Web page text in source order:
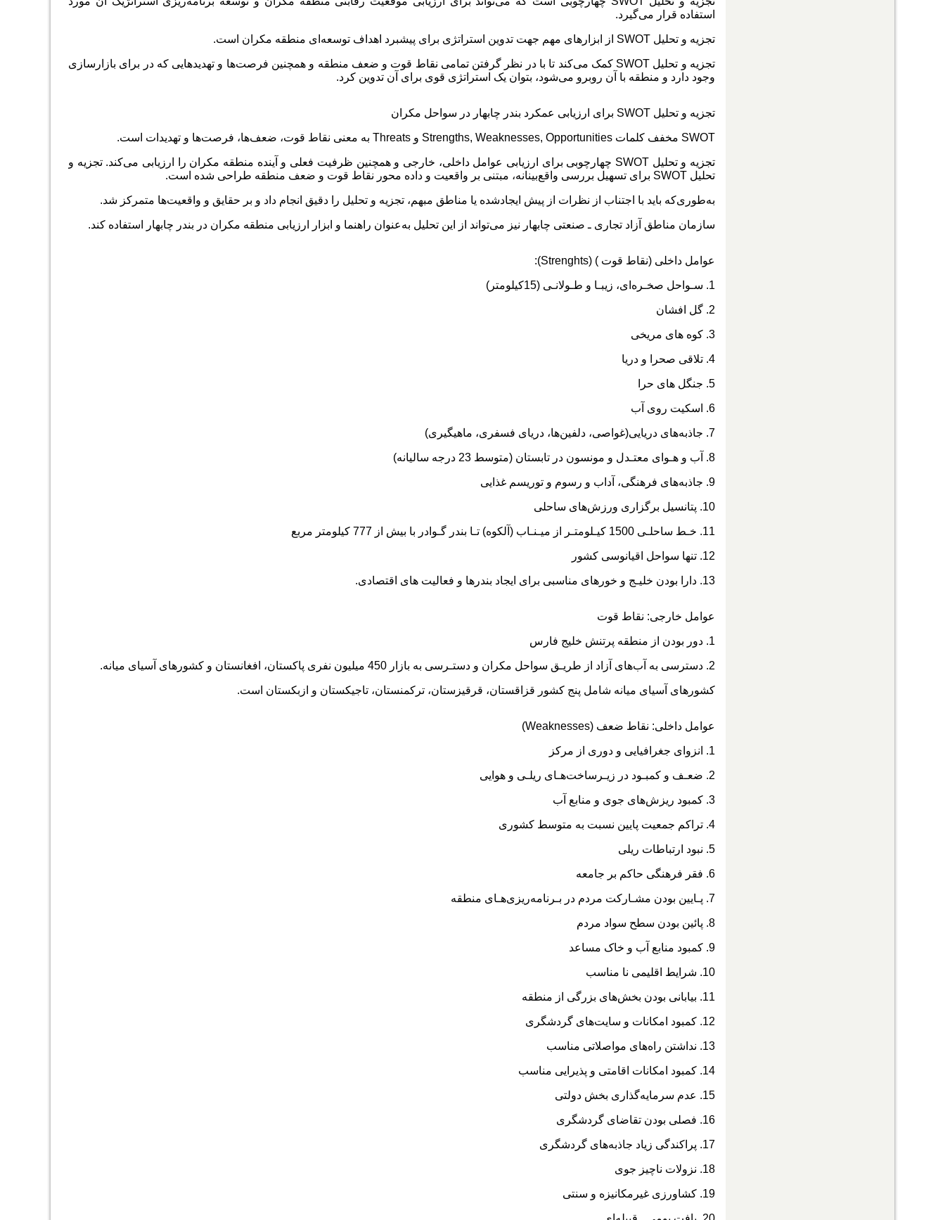
استفاده قرار می‌گیرد.
تجزیه و تحلیل SWOT از ابزارهای مهم جهت تدوین استراتژی برای پیشبرد اهداف توسعه‌ای منطقه مکران است.
تجزیه و تحلیل SWOT کمک می‌کند تا با در نظر گرفتن تمامی نقاط قوت و ضعف منطقه و همچنین فرصت‌ها و تهدیدهایی که در برای بازارسازی
وجود دارد و منطقه با آن روبرو می‌شود، بتوان یک استراتژی قوی برای آن تدوین کرد.
تجزیه و تحلیل SWOT برای ارزیابی عمکرد بندر چابهار در سواحل مکران
SWOT مخفف کلمات Strengths, Weaknesses, Opportunities و Threats به معنی نقاط قوت، ضعف‌ها، فرصت‌ها و تهدیدات است.
تجزیه و تحلیلSWOT چهارچوبی برای ارزیابی عوامل داخلی، خارجی و همچنین ظرفیت فعلی و آینده منطقه مکران را ارزیابی می‌کند. تجزیه و
تحلیل SWOT برای تسهیل بررسی واقع‌بینانه، مبتنی بر واقعیت و داده محور نقاط قوت و ضعف منطقه طراحی شده است.
به‌طوری‌که باید با اجتناب از نظرات از پیش ایجادشده یا مناطق مبهم، تجزیه و تحلیل را دقیق انجام داد و بر حقایق و واقعیت‌ها متمرکز شد.
سازمان مناطق آزاد تجاری ـ صنعتی چابهار نیز می‌تواند از این تحلیل به‌عنوان راهنما و ابزار ارزیابی منطقه مکران در بندر چابهار استفاده کند.
عوامل داخلی (نقاط قوت ) (Strenghts
):
1. سـواحل صخـره‌ای، زیبـا و طـولانـی (15کیلومتر)
2. گل افشان
3. کوه های مریخی
4. تلاقی صحرا و دریا
5. جنگل های حرا
6. اسکیت روی آب
7
. جاذبه‌های دریایی(غواصی، دلفین‌ها، دریای فسفری، ماهیگیری)
8. آب و هـوای معتـدل و مونسون در تابستان (متوسط 23 درجه سالیانه)
9. جاذبه‌های فرهنگی، آداب و رسوم و توریسم غذایی
10. پتانسیل برگزاری ورزش‌های ساحلی
11. خـط ساحلـی 1500 کیـلومتـر از میـنـاب (آلکوه) تـا بندر گـوادر با بیش از 777 کیلومتر مربع
12. تنها سواحل اقیانوسی کشور
13. دارا بودن خلیـج و خورهای مناسبی برای ایجاد بندرها و فعالیت های اقتصادی.
عوامل خارجی: نقاط قوت
1. دور بودن از منطقه پرتنش خلیج فارس
2. دسترسی به آب‌های آزاد از طریـق سواحل مکران و دستـرسی به بازار 450 میلیون نفری پاکستان، افغانستان و کشورهای آسیای میانه.
کشورهای آسیای میانه شامل پنج کشور قزاقستان، قرقیزستان، ترکمنستان، تاجیکستان و ازبکستان است.
عوامل داخلی: نقاط ضعف (Weaknesses
)
1. انزوای جغرافیایی و دوری از مرکز
2. ضعـف و کمبـود در زیـرساخت‌هـای ریلـی و هوایی
3. کمبود ریزش‌های جوی و منابع آب
4. تراکم جمعیت پایین نسبت به متوسط کشوری
5. نبود ارتباطات ریلی
6. فقر فرهنگی حاکم بر جامعه
7. پـایین بودن مشـارکت مردم در بـرنامه‌ریزی‌هـای منطقه
8. پائین بودن سطح سواد مردم
9. کمبود منابع آب و خاک مساعد
10. شرایط اقلیمی نا مناسب
11. بیابانی بودن بخش‌های بزرگی از منطقه
12. کمبود امکانات و سایت‌های گردشگری
13. نداشتن راه‌های مواصلاتی مناسب
14. کمبود امکانات اقامتی و پذیرایی مناسب
15. عدم سرمایه‌گذاری بخش دولتی
16. فصلی بودن تقاضای گردشگری
17. پراکندگی زیاد جاذبه‌های گردشگری
18. نزولات ناچیز جوی
19. کشاورزی غیرمکانیزه و سنتی